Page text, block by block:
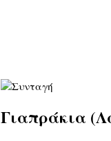
Γιαπράκια